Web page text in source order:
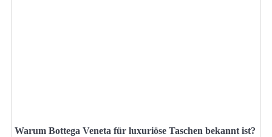
Warum Bottega Veneta für luxuriöse Taschen bekannt ist?